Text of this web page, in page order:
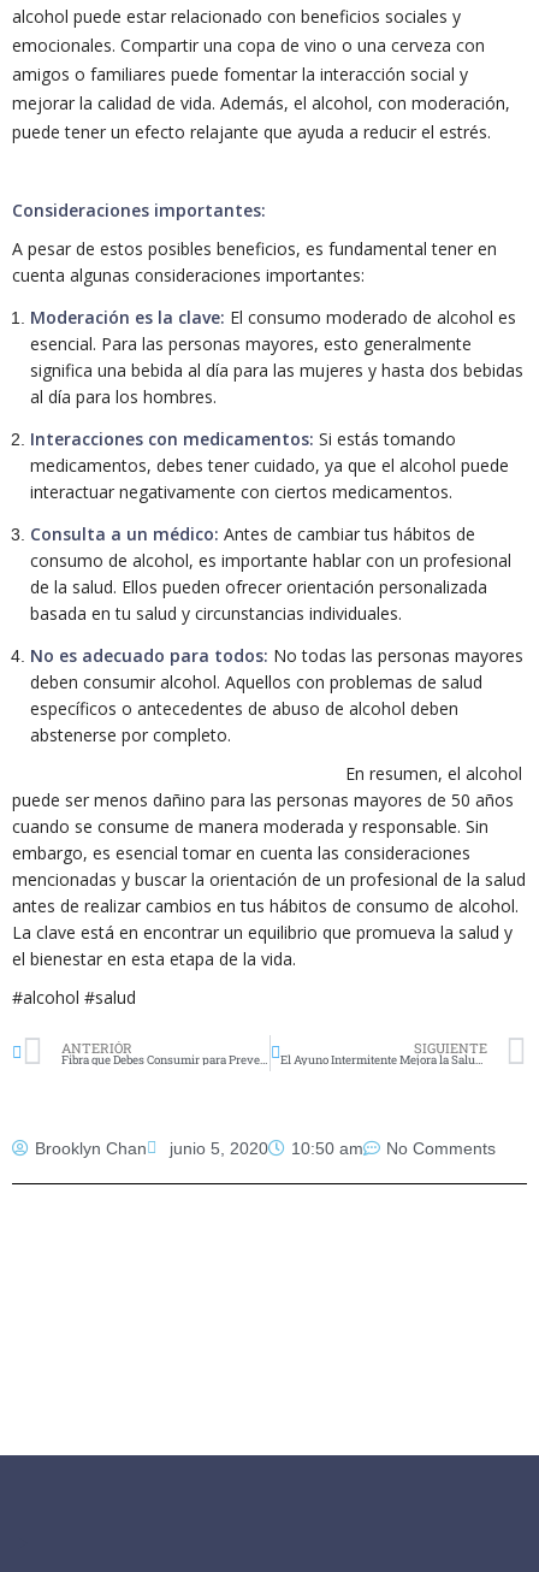
alcohol puede estar relacionado con beneficios sociales y
emocionales. Compartir una copa de vino o una cerveza con
amigos o familiares puede fomentar la interacción social y
mejorar la calidad de vida. Además, el alcohol, con moderación,
puede tener un efecto relajante que ayuda a reducir el estrés.
Consideraciones importantes:
A pesar de estos posibles beneficios, es fundamental tener en
cuenta algunas consideraciones importantes:
Moderación es la clave: El consumo moderado de alcohol es
esencial. Para las personas mayores, esto generalmente
significa una bebida al día para las mujeres y hasta dos bebidas
al día para los hombres.
Interacciones con medicamentos: Si estás tomando
medicamentos, debes tener cuidado, ya que el alcohol puede
interactuar negativamente con ciertos medicamentos.
Consulta a un médico: Antes de cambiar tus hábitos de
consumo de alcohol, es importante hablar con un profesional
de la salud. Ellos pueden ofrecer orientación personalizada
basada en tu salud y circunstancias individuales.
No es adecuado para todos: No todas las personas mayores
deben consumir alcohol. Aquellos con problemas de salud
específicos o antecedentes de abuso de alcohol deben
abstenerse por completo.
En resumen, el alcohol
puede ser menos dañino para las personas mayores de 50 años
cuando se consume de manera moderada y responsable. Sin
embargo, es esencial tomar en cuenta las consideraciones
mencionadas y buscar la orientación de un profesional de la salud
antes de realizar cambios en tus hábitos de consumo de alcohol.
La clave está en encontrar un equilibrio que promueva la salud y
el bienestar en esta etapa de la vida.
#alcohol #salud
ANTERIÓR SIGUIENTE
Brooklyn Chan junio 5, 2020 10:50 am No Comments